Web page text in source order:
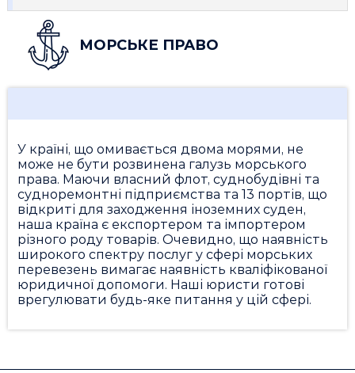
МОРСЬКЕ ПРАВО
У країні, що омивається двома морями, не
може не бути розвинена галузь морського
права. Маючи власний флот, суднобудівні та
судноремонтні підприємства та 13 портів, що
відкриті для заходження іноземних суден,
наша країна є експортером та імпортером
різного роду товарів. Очевидно, що наявність
широкого спектру послуг у сфері морських
перевезень вимагає наявність кваліфікованої
юридичної допомоги. Наші юристи готові
врегулювати будь-яке питання у цій сфері.